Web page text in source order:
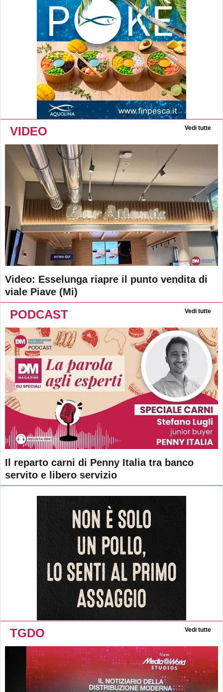
VIDEO Vedi tutte
Video: Esselunga riapre il punto vendita di
viale Piave (Mi)
PODCAST Vedi tutte
Il reparto carni di Penny Italia tra banco
servito e libero servizio
TGDO Vedi tutte